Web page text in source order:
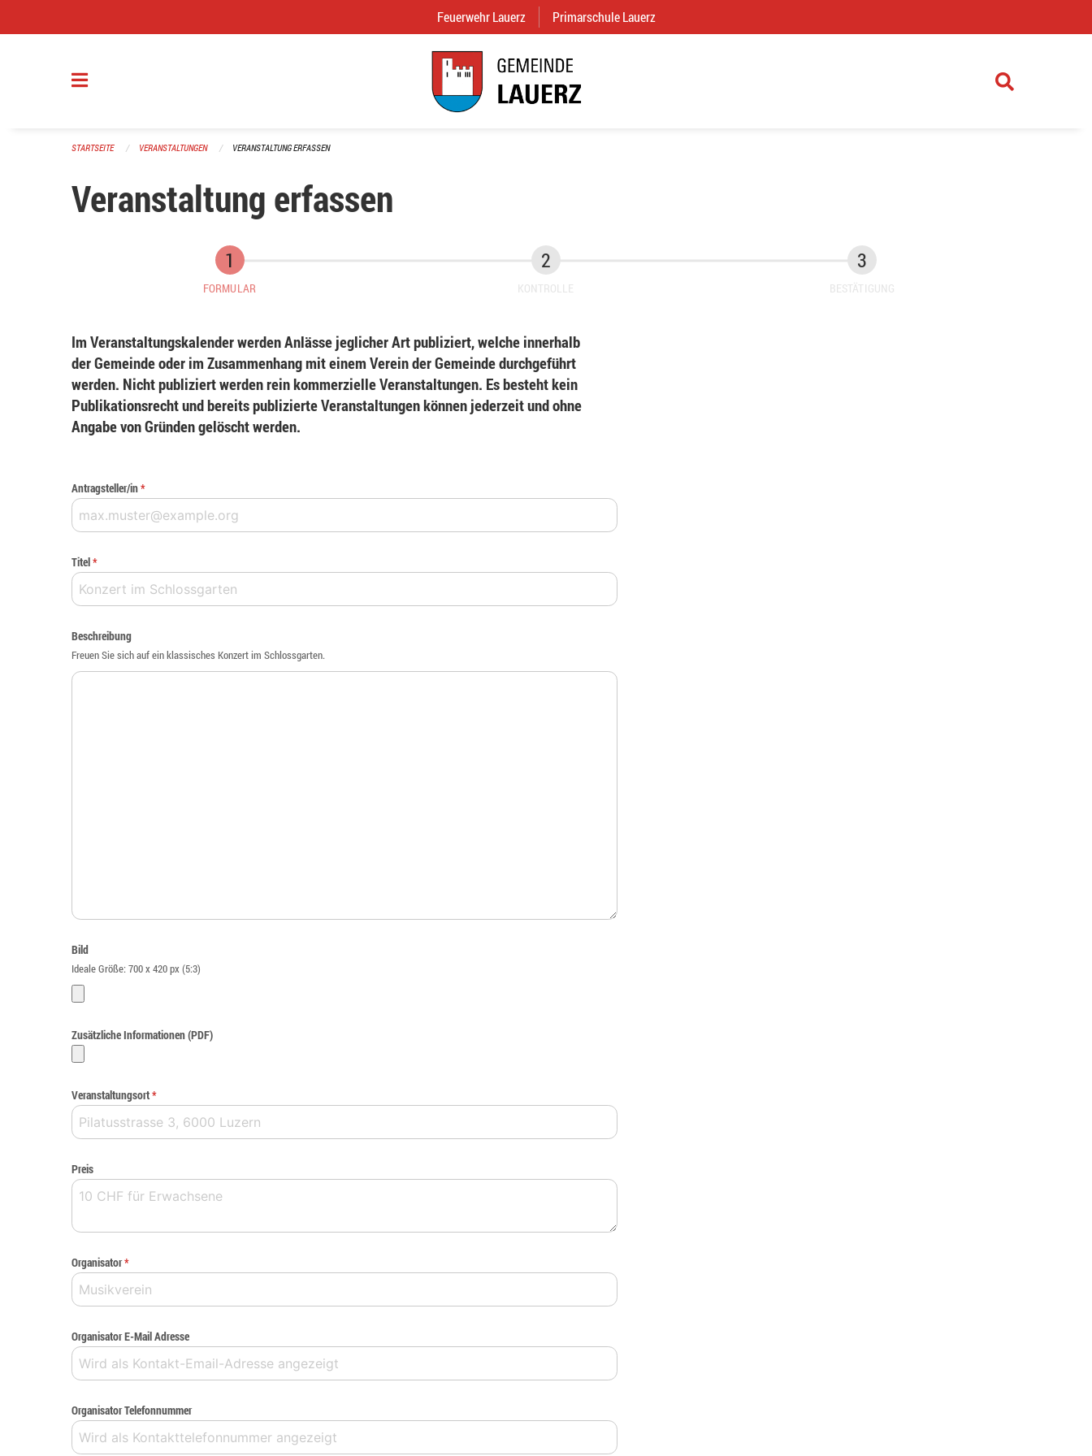
Feuerwehr Lauerz (External Link)
Primarschule Lauerz
STARTSEITE VERANSTALTUNGEN VERANSTALTUNG ERFASSEN
Veranstaltung erfassen
FORMULAR KONTROLLE BESTÄTIGUNG
Im Veranstaltungskalender werden Anlässe jeglicher Art publiziert, welche innerhalb
der Gemeinde oder im Zusammenhang mit einem Verein der Gemeinde durchgeführt
werden. Nicht publiziert werden rein kommerzielle Veranstaltungen. Es besteht kein
Publikationsrecht und bereits publizierte Veranstaltungen können jederzeit und ohne
Angabe von Gründen gelöscht werden.
Antragsteller/in*
Titel*
Beschreibung
Freuen Sie sich auf ein klassisches Konzert im Schlossgarten.
Bild
Ideale Größe: 700 x 420 px (5:3)
Zusätzliche Informationen (PDF)
Veranstaltungsort*
Preis
Organisator*
Organisator E-Mail Adresse
Organisator Telefonnummer